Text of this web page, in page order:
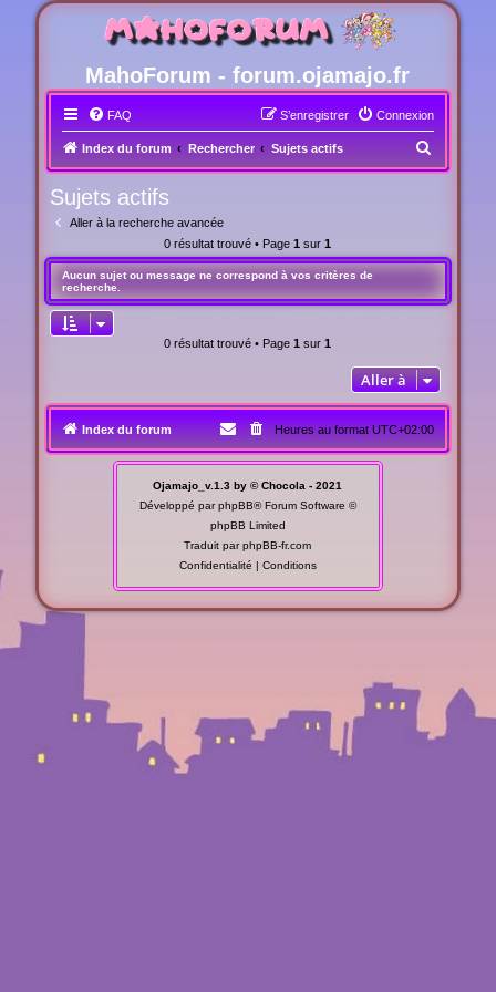
MahoForum - forum.ojamajo.fr
FAQ Connexion
S’enregistrer
Index du forum Rechercher Sujets actifs
e
e
c
r
Sujets actifs
Aller à la recherche avancée
0 résultat trouvé • Page1 sur1
Aucun sujet ou message ne correspond à vos critères de
recherche.
0 résultat trouvé • Page1 sur1
Aller à
Index du forum Heures au formatUTC+02:00
Ojamajo_v.1.3 by © Chocola - 2021
Développé parphpBB® Forum Software ©
phpBB Limited
Traduit parphpBB-fr.com
Confidentialité | Conditions